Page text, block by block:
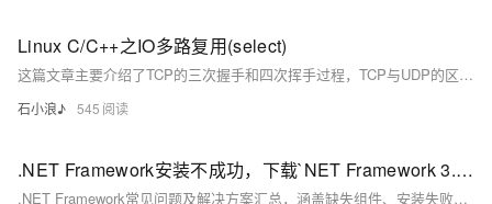
Linux C/C++之IO多路复用(select)
这篇文章主要介绍了TCP的三次握手和四次挥手过程，TCP与UDP的区别，以及如何使用select函数实现IO多路复用，包括服务器监听多个客户端连接和简单聊天室场景的应用示例。
石小浪♪ 545
.NET Framework安装不成功，下载`NET Framework 3.5`文件，Microsoft Visual C++
.NET Framework常见问题及解决方案汇总，涵盖缺失组件、安装失败、错误代码等，提供多种修复方法，包括全能王DLL修复工具、微软官方运行库及命令行安装等，适用于Windows系统，解决应用程序无法运行问题。